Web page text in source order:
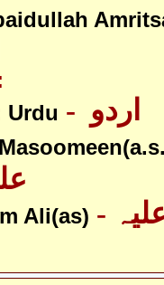
Urdu
Ali(as) - امام علی علیہ